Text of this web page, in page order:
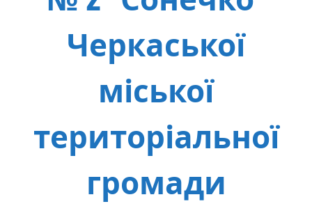
Черкаської
міської
територіальної
громади